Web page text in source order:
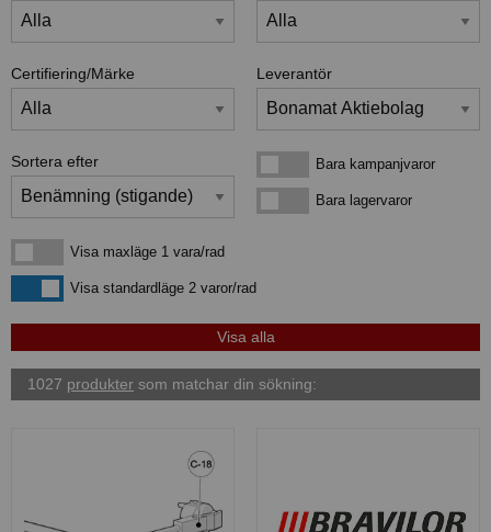
Certifiering/Märke Leverantör
Sortera efter Bara kampanjvarorBara kampanjvaror
Bara lagervarorBara lagervaror
Visa maxläge 1 vara/rad
Visa maxläge 1 vara/rad
Visa standardlägeVisa standardläge 2 varor/rad
1027 produkter som matchar din sökning: